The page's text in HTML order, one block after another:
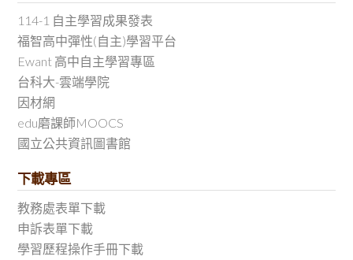
114-1 自主學習成果發表
福智高中彈性(自主)學習平台
Ewant 高中自主學習專區
台科大-雲端學院
因材網
edu磨課師MOOCS
國立公共資訊圖書館
下載專區
教務處表單下載
申訴表單下載
學習歷程操作手冊下載